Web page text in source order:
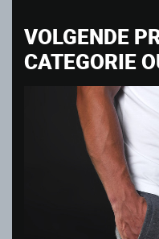
VOLGENDE
CATEGORIE